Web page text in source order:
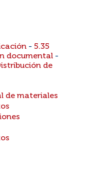
- 5.35
documental -
de
de materiales